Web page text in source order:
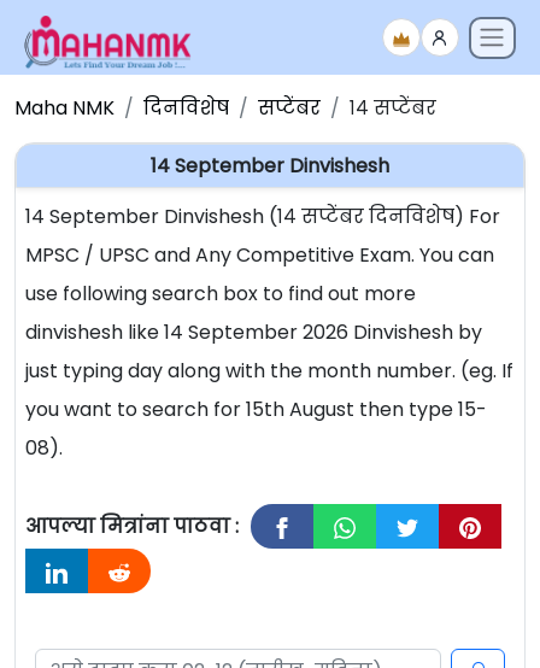
Maha NMK दिनविशेष सप्टेंबर १४ सप्टेंबर
14 September Dinvishesh
14 September Dinvishesh (१४ सप्टेंबर दिनविशेष) For
MPSC / UPSC and Any Competitive Exam. You can
use following search box to find out more
dinvishesh like 14 September 2026 Dinvishesh by
just typing day along with the month number. (eg. If
you want to search for 15th August then type 15-
08).
आपल्या मित्रांना पाठवा :